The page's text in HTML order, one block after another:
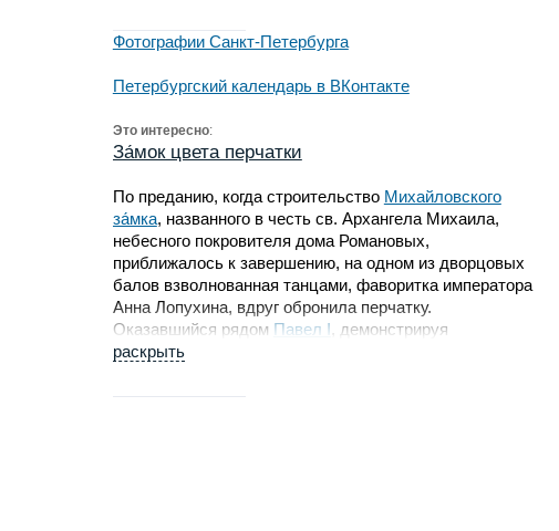
Фотографии Санкт-Петербурга
Петербургский календарь в ВКонтакте
Это интересно:
За́мок цвета перчатки
По преданию, когда строительство Михайловского
за́мка, названного в честь св. Архангела Михаила,
небесного покровителя дома Романовых,
приближалось к завершению, на одном из дворцовых
балов взволнованная танцами, фаворитка императора
Анна Лопухина, вдруг обронила перчатку.
Оказавшийся рядом Павел I, демонстрируя
рыцарскую любезность, первым из присутствующих
владелице, но вдруг обратил внимание на странный,
раскрыть